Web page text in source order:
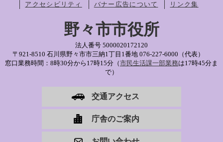
アクセシビリティ
バナー広告について リンク集
野々市市役所
法人番号 5000020172120
〒921-8510 石川県野々市市三納1丁目1番地 076-227-6000（代表）
窓口業務時間：8時30分から17時15分（市民生活課一部業務は17時45分ま
で）
交通アクセス
庁舎のご案内